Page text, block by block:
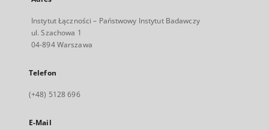
Instytut Łączności – Państwowy Instytut Badawczy
ul. Szachowa 1
04-894 Warszawa
Telefon
(+48) 5128 696
E-Mail